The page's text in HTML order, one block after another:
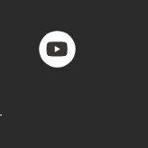
youtube